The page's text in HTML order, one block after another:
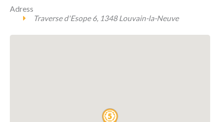
Adress
Traverse d'Esope 6, 1348 Louvain-la-Neuve